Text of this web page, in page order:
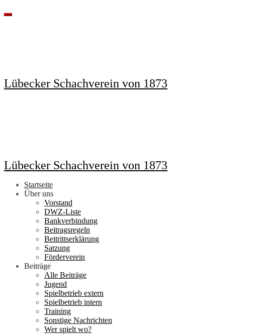
Lübecker Schachverein von 1873
Lübecker Schachverein von 1873
Startseite
Über uns
Vorstand
DWZ-Liste
Bankverbindung
Beitragsregeln
Beitrittserklärung
Satzung
Förderverein
Beiträge
Alle Beiträge
Jugend
Spielbetrieb extern
Spielbetrieb intern
Training
Sonstige Nachrichten
Wer spielt wo?